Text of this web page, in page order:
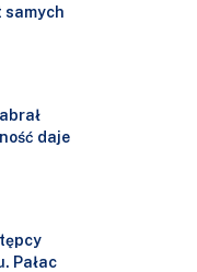
samych
daje
Pałac